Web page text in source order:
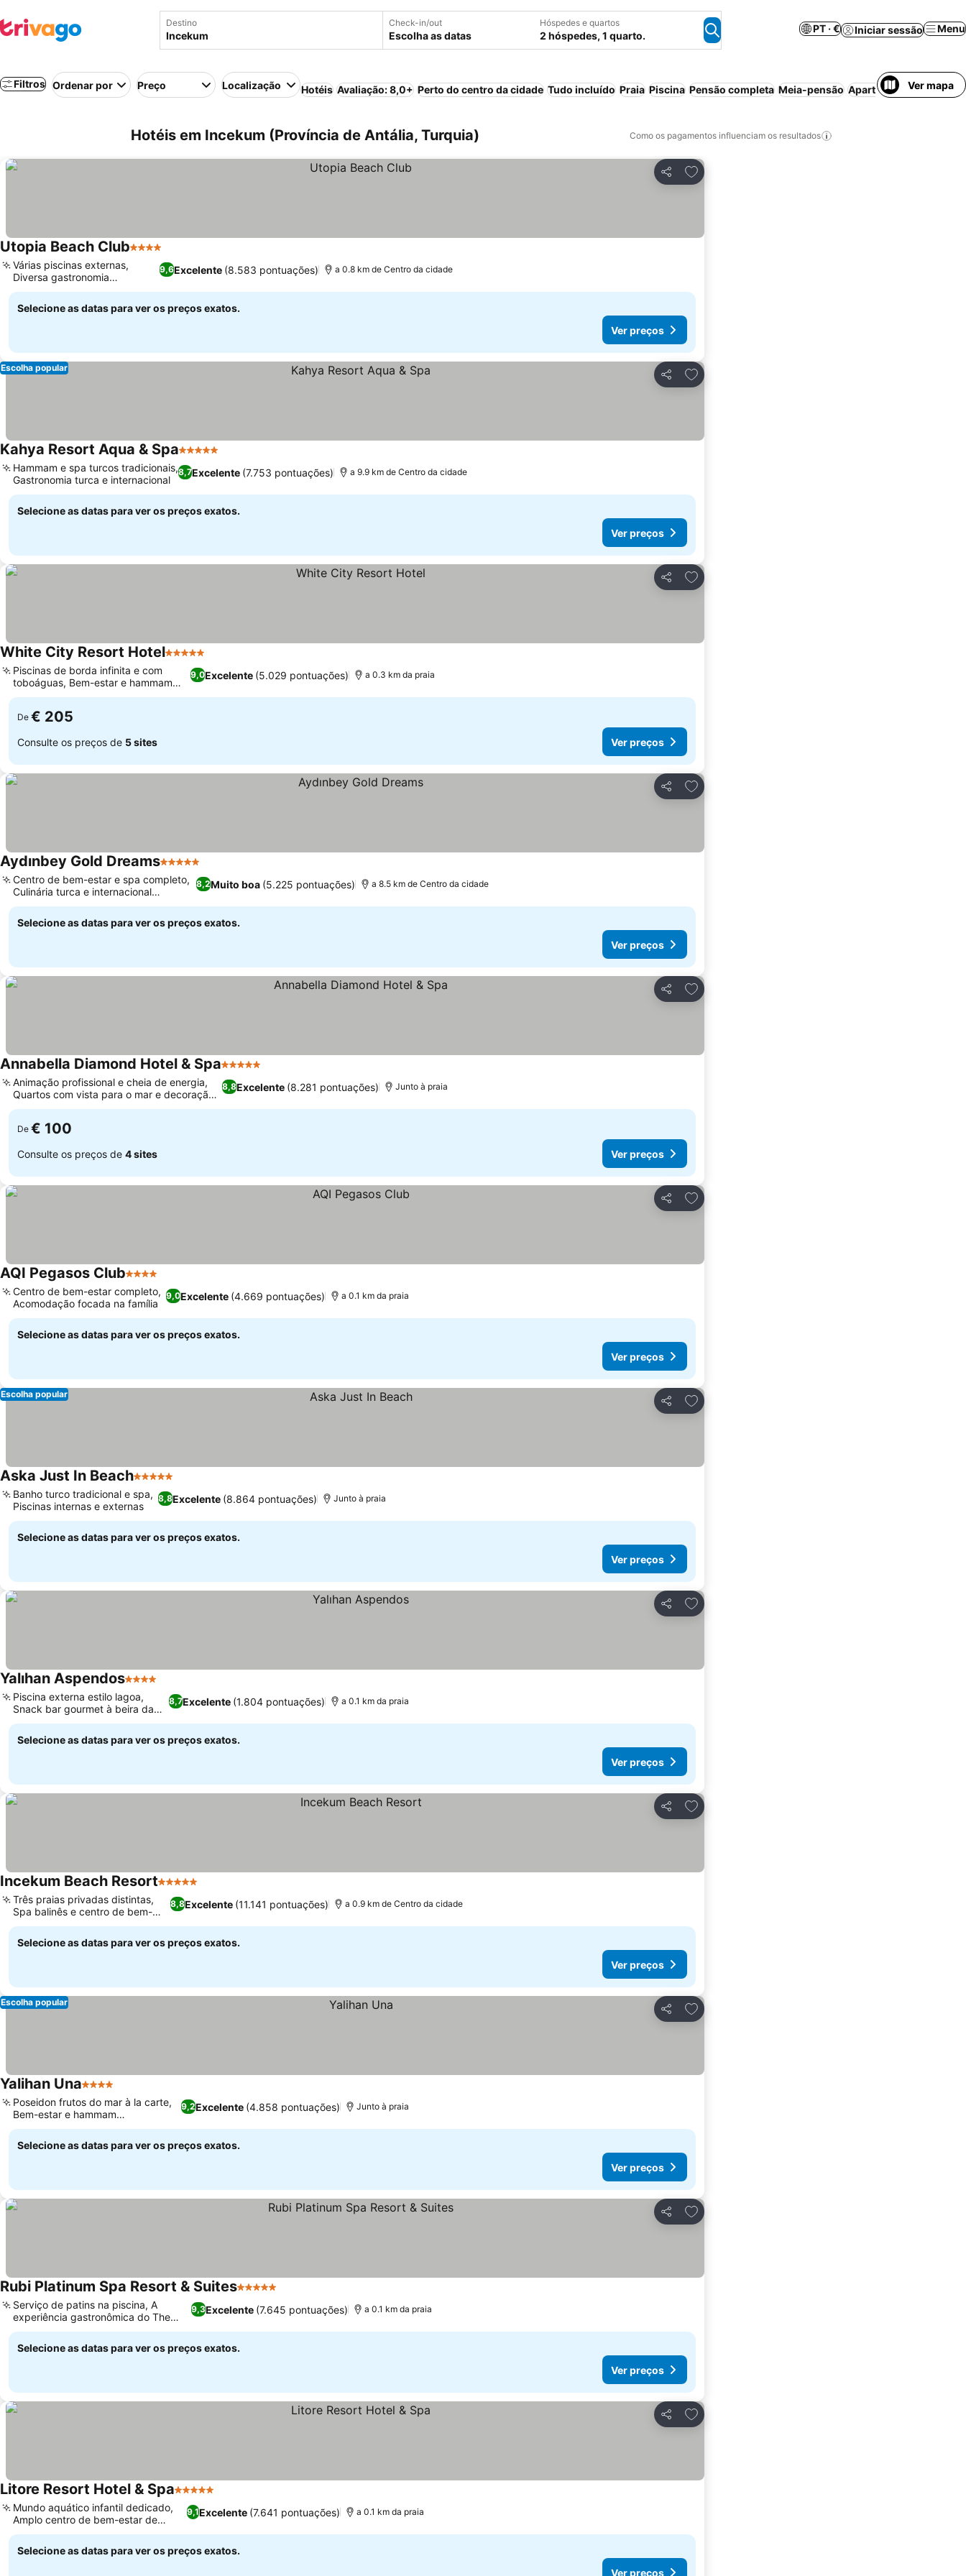
Destino Check-in/out
Escolha as datas
Hóspedes e quartos
2 hóspedes, 1 quarto.
PT · € Iniciar sessão Menu
Filtros Ordenar por Preço Localização Hotéis Avaliação: 8,0+ Perto do centro da cidade Tudo incluído Praia Piscina Pensão completa Meia-pensão Aparthotel Resort
Ver mapa
Hotéis em Incekum (Província de Antália, Turquia) Como os pagamentos influenciam os resultados
Partilhar
Adicionar aos favoritos
Utopia Beach Club4 Estrelas
9,6Excelente (8.583 pontuações)
Várias piscinas externas,
Diversa gastronomia
internacional
a 0.8 km de Centro da cidade
Selecione as datas para ver os preços exatos.
Ver preços
Partilhar
Adicionar aos favoritos
Escolha popular
Kahya Resort Aqua & Spa5 Estrelas
8,7Excelente (7.753 pontuações)
Hammam e spa turcos tradicionais,
Gastronomia turca e internacional
a 9.9 km de Centro da cidade
Selecione as datas para ver os preços exatos.
Ver preços
Partilhar
Adicionar aos favoritos
White City Resort Hotel5 Estrelas
9,0Excelente (5.029 pontuações)
Piscinas de borda infinita e com
toboáguas, Bem-estar e hammam
exclusivos
a 0.3 km da praia
De € 205
Consulte os preços de 5 sites Ver preços
Partilhar
Adicionar aos favoritos
Aydınbey Gold Dreams5 Estrelas
8,2Muito boa (5.225 pontuações)
Centro de bem-estar e spa completo,
Culinária turca e internacional
diversificada
a 8.5 km de Centro da cidade
Selecione as datas para ver os preços exatos.
Ver preços
Partilhar
Adicionar aos favoritos
Annabella Diamond Hotel & Spa5 Estrelas
8,8Excelente (8.281 pontuações)
Animação profissional e cheia de energia,
Quartos com vista para o mar e decoração
de bom gosto
Junto à praia
De € 100
Consulte os preços de 4 sites Ver preços
Partilhar
Adicionar aos favoritos
AQI Pegasos Club4 Estrelas
9,0Excelente (4.669 pontuações)
Centro de bem-estar completo,
Acomodação focada na família
a 0.1 km da praia
Selecione as datas para ver os preços exatos.
Ver preços
Partilhar
Adicionar aos favoritos
Escolha popular
Aska Just In Beach5 Estrelas
8,8Excelente (8.864 pontuações)
Banho turco tradicional e spa,
Piscinas internas e externas
Junto à praia
Selecione as datas para ver os preços exatos.
Ver preços
Partilhar
Adicionar aos favoritos
Yalıhan Aspendos4 Estrelas
8,7Excelente (1.804 pontuações)
Piscina externa estilo lagoa,
Snack bar gourmet à beira da
praia
a 0.1 km da praia
Selecione as datas para ver os preços exatos.
Ver preços
Partilhar
Adicionar aos favoritos
Incekum Beach Resort5 Estrelas
8,8Excelente (11.141 pontuações)
Três praias privadas distintas,
Spa balinês e centro de bem-
estar
a 0.9 km de Centro da cidade
Selecione as datas para ver os preços exatos.
Ver preços
Partilhar
Adicionar aos favoritos
Escolha popular
Yalihan Una4 Estrelas
9,2Excelente (4.858 pontuações)
Poseidon frutos do mar à la carte,
Bem-estar e hammam
especializados
Junto à praia
Selecione as datas para ver os preços exatos.
Ver preços
Partilhar
Adicionar aos favoritos
Rubi Platinum Spa Resort & Suites5 Estrelas
9,3Excelente (7.645 pontuações)
Serviço de patins na piscina, A
experiência gastronômica do The
Red Lounge
a 0.1 km da praia
Selecione as datas para ver os preços exatos.
Ver preços
Partilhar
Adicionar aos favoritos
Litore Resort Hotel & Spa5 Estrelas
9,1Excelente (7.641 pontuações)
Mundo aquático infantil dedicado,
Amplo centro de bem-estar de
2000m²
a 0.1 km da praia
Selecione as datas para ver os preços exatos.
Ver preços